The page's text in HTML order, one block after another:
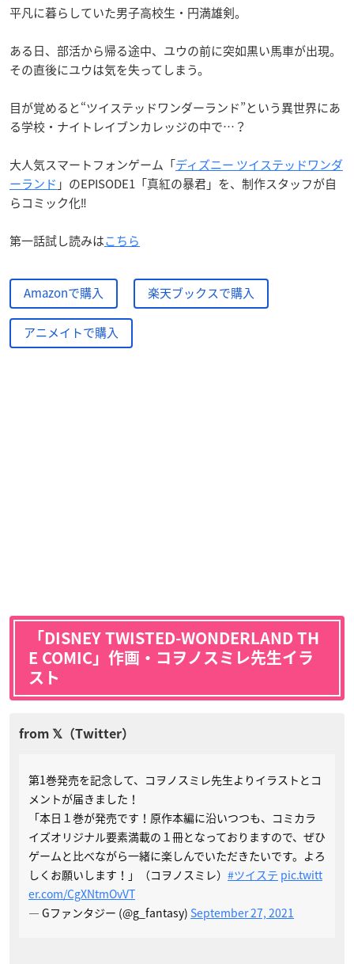
平凡に暮らしていた男子高校生・円満雄剣。
ある日、部活から帰る途中、ユウの前に突如黒い馬車が出現。
その直後にユウは気を失ってしまう。
目が覚めると“ツイステッドワンダーランド”という異世界にあ
る学校・ナイトレイブンカレッジの中で…？
大人気スマートフォンゲーム「ディズニー ツイステッドワンダ
ーランド 」のEPISODE1「真紅の暴君」を、制作スタッフが自
らコミック化‼
第一話試し読みはこちら
Amazonで購入 楽天ブックスで購入
アニメイトで購入
「DISNEY TWISTED-WONDERLAND TH
E COMIC」作画・コヲノスミレ先生イラ
スト
第1巻発売を記念して、コヲノスミレ先生よりイラストとコ
メントが届きました！
「本日１巻が発売です！原作本編に沿いつつも、コミカラ
イズオリジナル要素満載の１冊となっておりますので、ぜひ
ゲームと比べながら一緒に楽しんでいただきたいです。よろ
しくお願いします！」（コヲノスミレ） #ツイステ pic.twitt
er.com/CgXNtmOvVT
— Gファンタジー (@g_fantasy) September 27, 2021